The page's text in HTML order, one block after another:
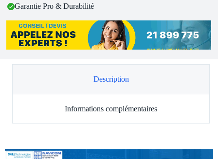
Garantie Pro & Durabilité
Description
Informations complémentaires